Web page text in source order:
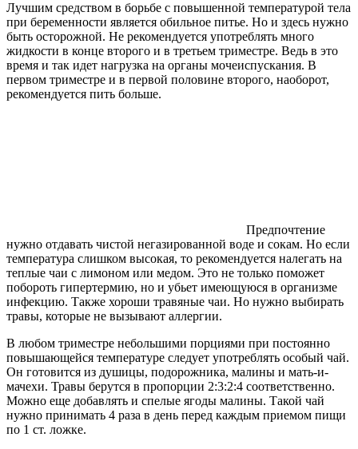
Лучшим средством в борьбе с повышенной температурой тела
при беременности является обильное питье. Но и здесь нужно
быть осторожной. Не рекомендуется употреблять много
жидкости в конце второго и в третьем триместре. Ведь в это
время и так идет нагрузка на органы мочеиспускания. В
первом триместре и в первой половине второго, наоборот,
рекомендуется пить больше.
Предпочтение
нужно отдавать чистой негазированной воде и сокам. Но если
температура слишком высокая, то рекомендуется налегать на
теплые чаи с лимоном или медом. Это не только поможет
побороть гипертермию, но и убьет имеющуюся в организме
инфекцию. Также хороши травяные чаи. Но нужно выбирать
травы, которые не вызывают аллергии.
В любом триместре небольшими порциями при постоянно
повышающейся температуре следует употреблять особый чай.
Он готовится из душицы, подорожника, малины и мать-и-
мачехи. Травы берутся в пропорции 2:3:2:4 соответственно.
Можно еще добавлять и спелые ягоды малины. Такой чай
нужно принимать 4 раза в день перед каждым приемом пищи
по 1 ст. ложке.